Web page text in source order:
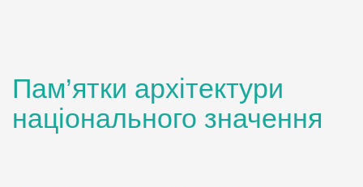
Пам’ятки архітектури
національного значення